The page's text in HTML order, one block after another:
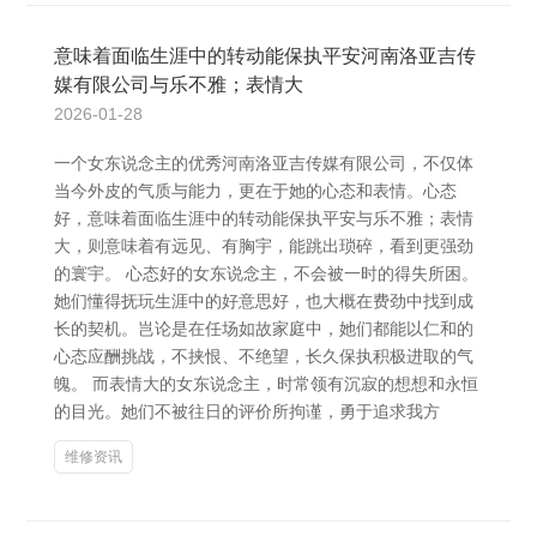
意味着面临生涯中的转动能保执平安河南洛亚吉传
媒有限公司与乐不雅；表情大
2026-01-28
一个女东说念主的优秀河南洛亚吉传媒有限公司，不仅体
当今外皮的气质与能力，更在于她的心态和表情。心态
好，意味着面临生涯中的转动能保执平安与乐不雅；表情
大，则意味着有远见、有胸宇，能跳出琐碎，看到更强劲
的寰宇。 心态好的女东说念主，不会被一时的得失所困。
她们懂得抚玩生涯中的好意思好，也大概在费劲中找到成
长的契机。岂论是在任场如故家庭中，她们都能以仁和的
心态应酬挑战，不挟恨、不绝望，长久保执积极进取的气
魄。 而表情大的女东说念主，时常领有沉寂的想想和永恒
的目光。她们不被往日的评价所拘谨，勇于追求我方
维修资讯